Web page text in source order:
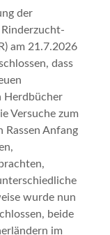
der
am 21.7.2026
dass
Herdbücher
Versuche zum
Rassen Anfang
wurde nun
beide
im